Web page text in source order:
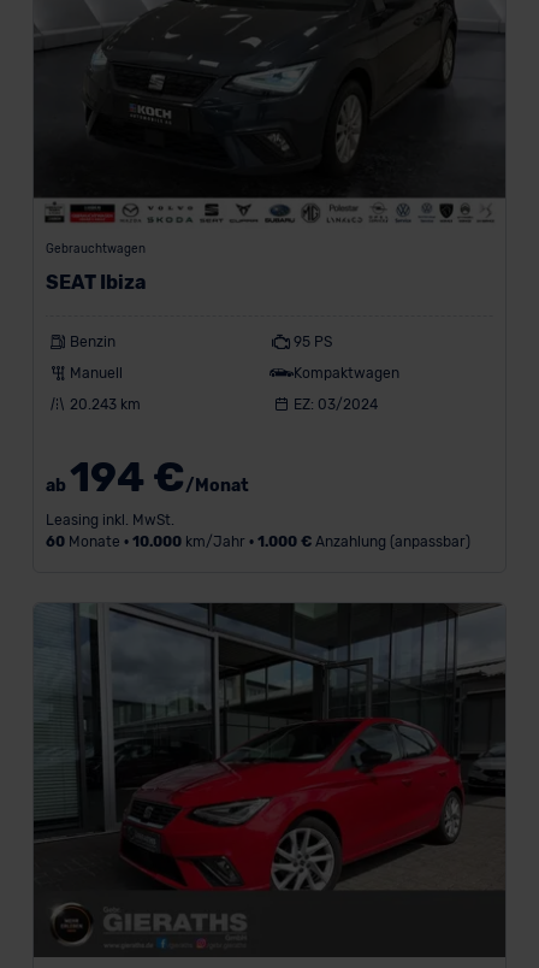
Gebrauchtwagen
SEAT Ibiza
Benzin
95 PS
Manuell
Kompaktwagen
20.243 km
EZ: 03/2024
ab 194 €/Monat
Leasing inkl. MwSt.
60Monate • 10.000km/Jahr • 1.000 €Anzahlung (anpassbar)